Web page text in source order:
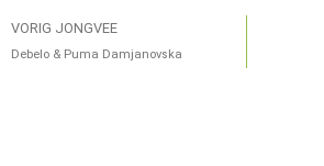
VORIG JONGVEE
Debelo & Puma Damjanovska